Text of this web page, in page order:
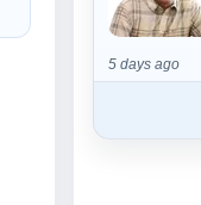
5 days ago